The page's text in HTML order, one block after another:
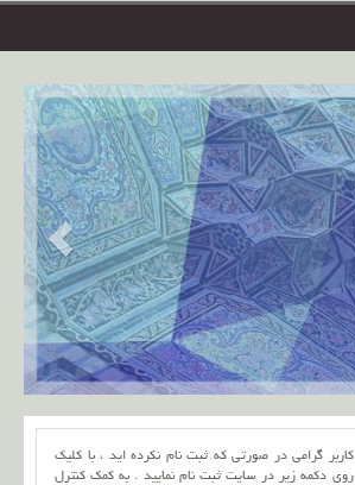
کاربر گرامی در صورتی که ثبت نام نکرده اید ، با کلیک
روی دکمه زیر در سایت ثبت نام نمایید . به کمک کنترل